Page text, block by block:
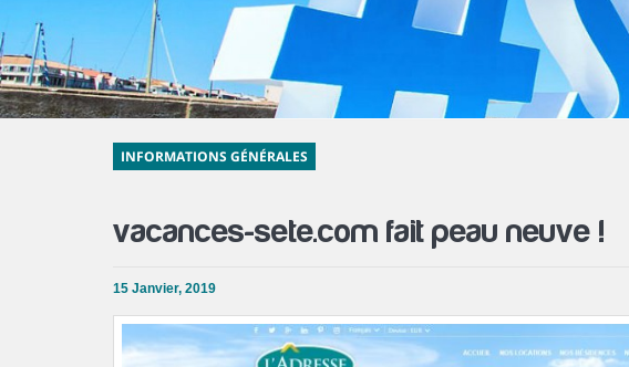
INFORMATIONS GÉNÉRALES
vacances-sete.com fait peau neuve !
15 Janvier, 2019